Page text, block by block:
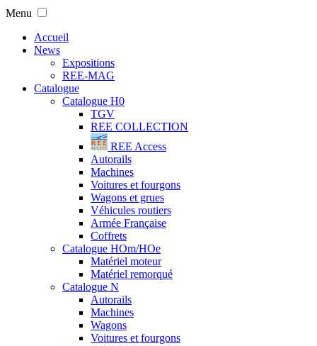
Menu
Accueil
News
Expositions
REE-MAG
Catalogue
Catalogue H0
TGV
REE COLLECTION
REE Access
Autorails
Machines
Voitures et fourgons
Wagons et grues
Véhicules routiers
Armée Française
Coffrets
Catalogue HOm/HOe
Matériel moteur
Matériel remorqué
Catalogue N
Autorails
Machines
Wagons
Voitures et fourgons